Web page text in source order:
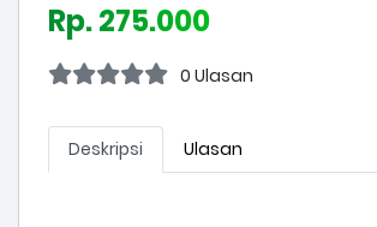
Rp. 275.000
0 Ulasan
Deskripsi Ulasan